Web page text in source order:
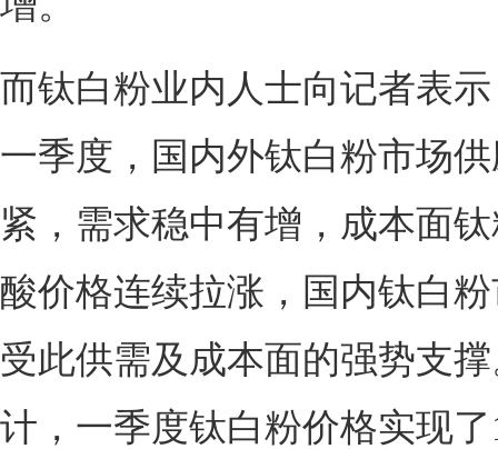
而钛白粉业内人士向记者表
一季度，国内外钛白粉市场
紧，需求稳中有增，成本面
酸价格连续拉涨，国内钛白
受此供需及成本面的强势支
计，一季度钛白粉价格实现了